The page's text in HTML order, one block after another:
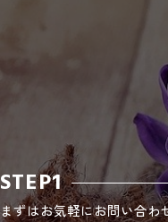
STEP1
まずはお気軽にお問い合わ